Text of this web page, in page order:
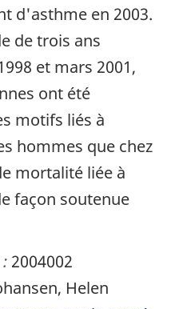
d'asthme en 2003.
de trois ans
et mars 2001,
ont été
motifs liés à
hommes que chez
mortalité liée à
façon soutenue
2004002
Helen